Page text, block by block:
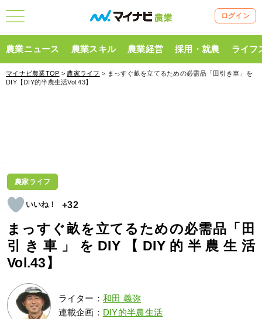
ログイン
農業ニュース 農業スキル 農業経営 採用・就農 ライフ
マイナビ農業TOP > 農家ライフ > まっすぐ畝を立てるための必需品「田引き車」を
DIY【DIY的半農生活Vol.43】
農家ライフ
+32
まっすぐ畝を立てるための必需品「田
引き車」をDIY【DIY的半農生活
Vol.43】
ライター： 和田 義弥
連載企画： DIY的半農生活